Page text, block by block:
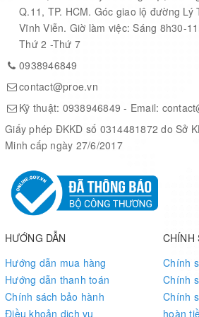
Onboard touch panel overlay connector
Supports 100Mbps Ethernet
Intel Processor GPIO x 6
Gravity Interface Connectors x 6
Voltage: 5V@2A
Board Dimensions: 88 x 70mm / 3.46 x
Package Dimensions: 110 x 94 x 30 mm/
NET Weight: 55g
Gross Weight: 100g
RoHS, FCC and CE Compliant
DOCUMENTS
Official Website
User Guide
Github Repository
Q.11, TP. HCM. Góc giao lộ đường
Vĩnh Viễn. Giờ làm việc: Sáng 8h30-
Thứ 2 -Thứ 7
0938946849
contact@proe.vn
Kỹ thuật: 0938946849 - Email:
Giấy phép ĐKKD số 0314481872 do Sở
Minh cấp ngày 27/6/2017
HƯỚNG DẪN
Hướng dẫn mua hàng
Hướng dẫn thanh toán
Chính sách bảo hành
Điều khoản dịch vụ
CHÍNH
Chính
Chính
Chính
hoàn